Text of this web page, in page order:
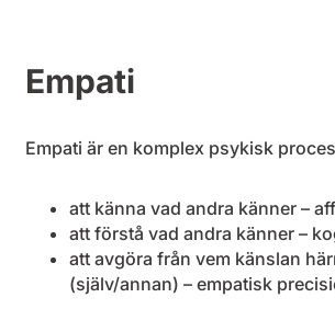
Empati
Empati är en komplex psykisk
att känna vad andra känner –
att förstå vad andra känner –
att avgöra från vem känslan
(själv/annan) – empatisk